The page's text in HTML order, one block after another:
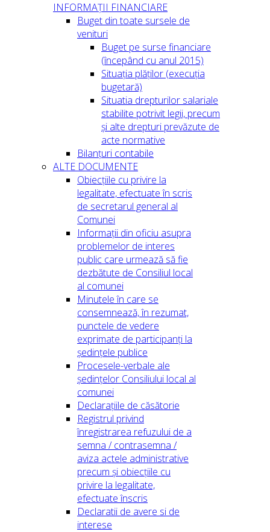
INFORMAȚII FINANCIARE
Buget din toate sursele de
venituri
Buget pe surse financiare
(începând cu anul 2015)
Situația plăților (execuția
bugetară)
Situatia drepturilor salariale
stabilite potrivit legii, precum
și alte drepturi prevăzute de
acte normative
Bilanțuri contabile
ALTE DOCUMENTE
Obiecțiile cu privire la
legalitate, efectuate în scris
de secretarul general al
Comunei
Informații din oficiu asupra
problemelor de interes
public care urmează să fie
dezbătute de Consiliul local
al comunei
Minutele în care se
consemnează, în rezumat,
punctele de vedere
exprimate de participanți la
ședințele publice
Procesele-verbale ale
ședințelor Consiliului local al
comunei
Declarațiile de căsătorie
Registrul privind
înregistrarea refuzului de a
semna / contrasemna /
aviza actele administrative
precum și obiecțiile cu
privire la legalitate,
efectuate înscris
Declaratii de avere si de
interese